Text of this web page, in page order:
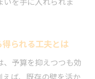
られる工夫とは
、予算を抑えつつも効
ば、既存の壁を活か